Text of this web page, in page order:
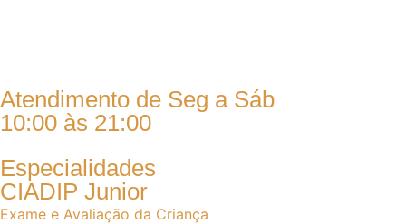
Atendimento de Seg a Sáb
10:00 às 21:00
Especialidades
CIADIP Junior
Exame e Avaliação da Criança